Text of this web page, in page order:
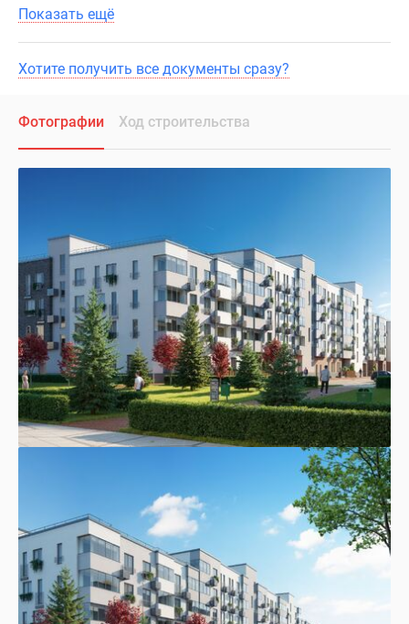
Показать ещё
Хотите получить все документы сразу?
Фотографии Ход строительства